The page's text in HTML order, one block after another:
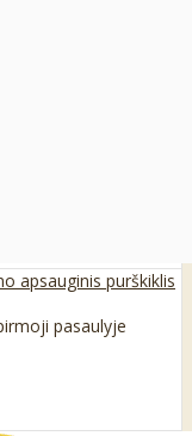
apsauginis purškiklis
pasaulyje